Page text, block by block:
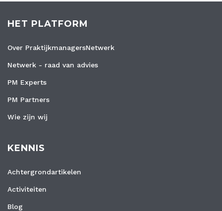
HET PLATFORM
Over PraktijkmanagersNetwerk
Netwerk - raad van advies
PM Experts
PM Partners
Wie zijn wij
KENNIS
Achtergrondartikelen
Activiteiten
Blog